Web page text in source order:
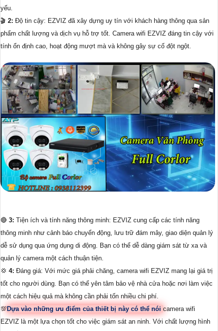
yếu.
🎬 2: Độ tin cậy: EZVIZ đã xây dựng uy tín với khách hàng thông qua sản
phẩm chất lượng và dịch vụ hỗ trợ tốt. Camera wifi EZVIZ đáng tin cậy với
tính ổn định cao, hoạt động mượt mà và không gây sự cố đột ngột.
🔴 3: Tiện ích và tính năng thông minh: EZVIZ cung cấp các tính năng
thông minh như cảnh báo chuyển động, lưu trữ đám mây, giao diện quản lý
dễ sử dụng qua ứng dụng di động. Bạn có thể dễ dàng giám sát từ xa và
quản lý camera một cách thuận tiện.
💢 4: Đáng giá: Với mức giá phải chăng, camera wifi EZVIZ mang lại giá trị
tốt cho người dùng. Bạn có thể yên tâm bảo vệ nhà cửa hoặc nơi làm việc
một cách hiệu quả mà không cần phải tốn nhiều chi phí.
💯Dựa vào những ưu điểm của thiết bị này có thể nói camera wifi
EZVIZ là một lựa chọn tốt cho việc giám sát an ninh. Với chất lượng hình